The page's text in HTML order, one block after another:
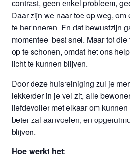
contrast, geen enkel probleem,
Daar zijn we naar toe op weg, om
te herinneren. En dat bewustzijn
momenteel best snel. Maar tot
op te schonen, omdat het ons
licht te kunnen blijven.
Door deze huisreiniging zul je
lekkerder in je vel zit, alle
liefdevoller met elkaar om
beter zal aanvoelen, en
blijven.
Hoe werkt het: